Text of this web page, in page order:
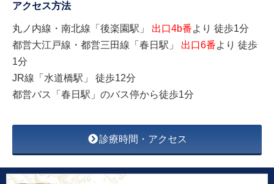
アクセス方法
丸ノ内線・南北線「後楽園駅」 出口4b番より 徒歩1分
都営大江戸線・都営三田線「春日駅」 出口6番より 徒歩
1分
JR線「水道橋駅」 徒歩12分
都営バス「春日駅」のバス停から徒歩1分
診療時間・アクセス